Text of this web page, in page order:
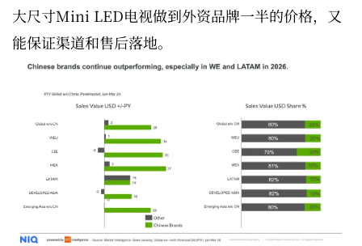
大尺寸Mini LED电视做到外资品牌一半的价格，又
能保证渠道和售后落地。